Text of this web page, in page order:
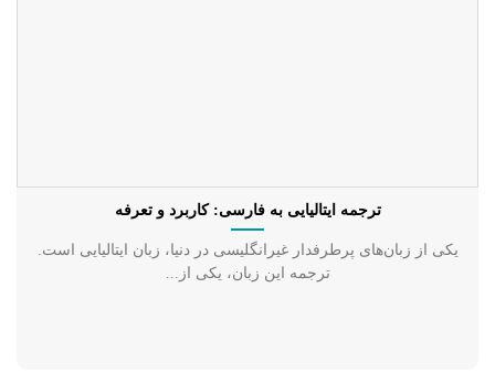
ترجمه ایتالیایی به فارسی: کاربرد و تعرفه
یکی از زبان‌های پرطرفدار غیرانگلیسی در دنیا، زبان ایتالیایی است.
ترجمه این زبان، یکی از...